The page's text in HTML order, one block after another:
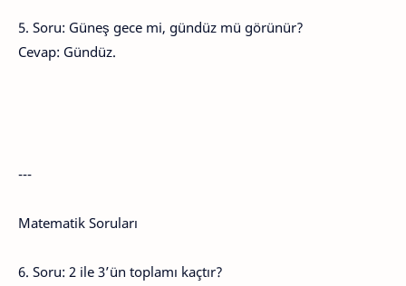
5. Soru: Güneş gece mi, gündüz mü görünür?
Cevap: Gündüz.
---
Matematik Soruları
6. Soru: 2 ile 3’ün toplamı kaçtır?